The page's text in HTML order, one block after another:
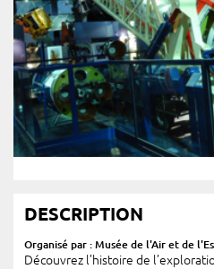
DESCRIPTION
Organisé par : Musée de l'Air et de
Découvrez l’histoire de